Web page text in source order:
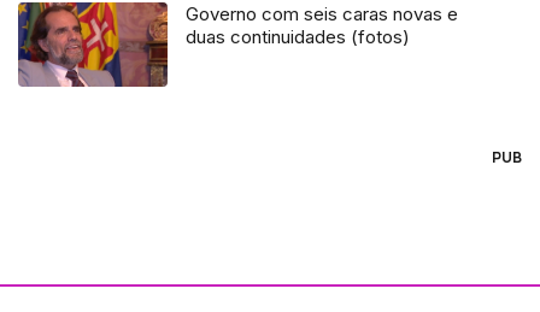
Governo com seis caras novas e
duas continuidades (fotos)
PUB